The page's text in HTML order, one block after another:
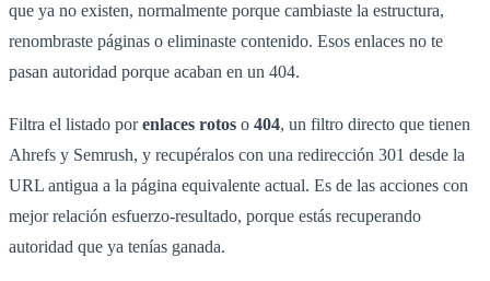
que ya no existen, normalmente porque cambiaste la estructura,
renombraste páginas o eliminaste contenido. Esos enlaces no te
pasan autoridad porque acaban en un 404.
Filtra el listado porenlaces rotos o 404, un filtro directo que tienen
Ahrefs y Semrush, y recupéralos con una redirección 301 desde la
URL antigua a la página equivalente actual. Es de las acciones con
mejor relación esfuerzo-resultado, porque estás recuperando
autoridad que ya tenías ganada.